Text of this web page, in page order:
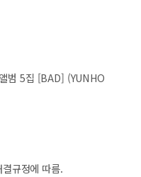
범 5집 [BAD] (YUNHO
규정에 따름.